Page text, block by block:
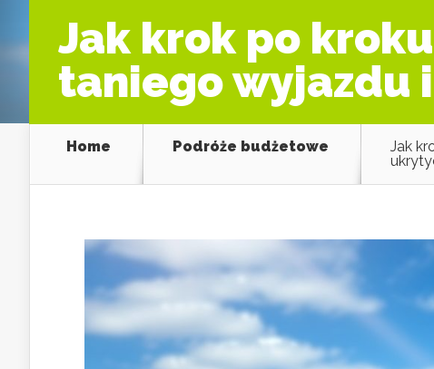
Jak krok po
taniego wyjazdu
Home Podróże budżetowe
Jak